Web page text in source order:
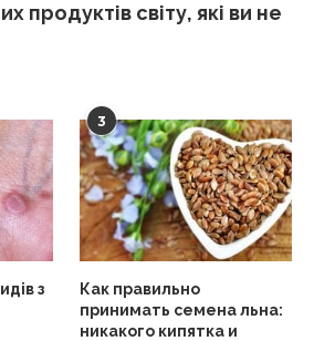
продуктів світу, які ви не
з
3
Как правильно
принимать семена льна:
никакого кипятка и